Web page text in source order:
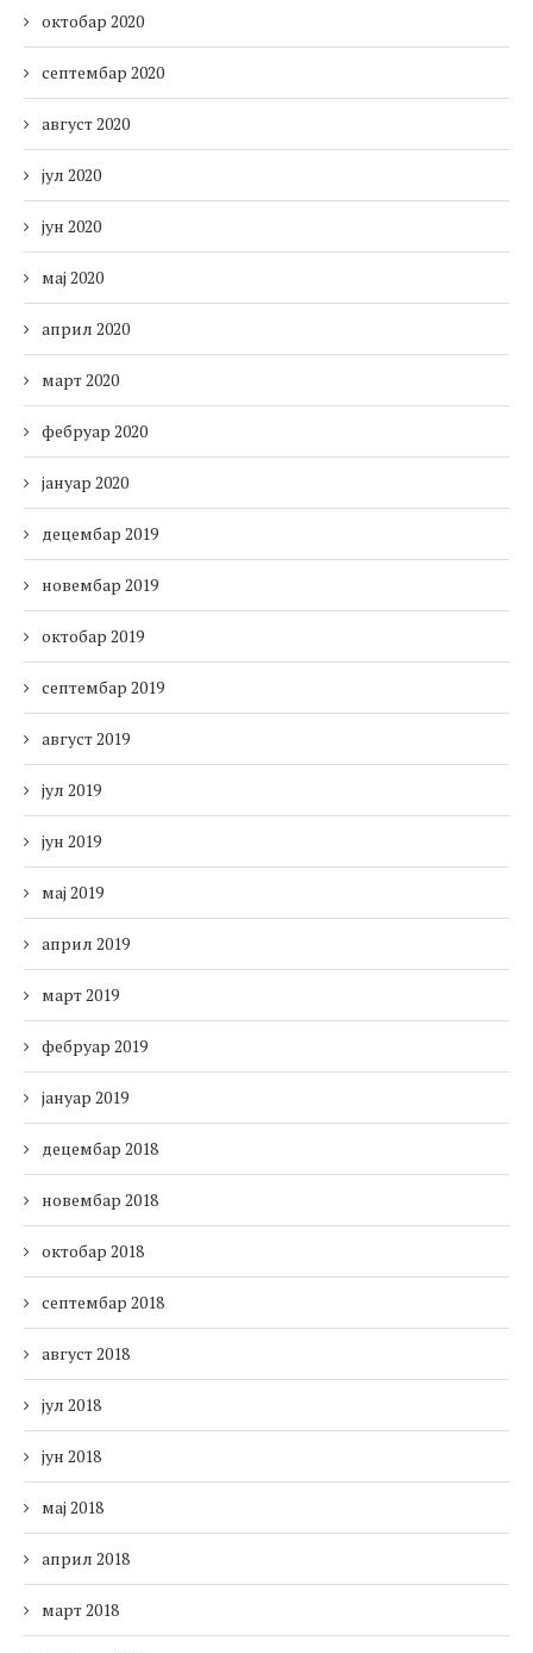
октобар 2020
септембар 2020
август 2020
јул 2020
јун 2020
мај 2020
април 2020
март 2020
фебруар 2020
јануар 2020
децембар 2019
новембар 2019
октобар 2019
септембар 2019
август 2019
јул 2019
јун 2019
мај 2019
април 2019
март 2019
фебруар 2019
јануар 2019
децембар 2018
новембар 2018
октобар 2018
септембар 2018
август 2018
јул 2018
јун 2018
мај 2018
април 2018
март 2018